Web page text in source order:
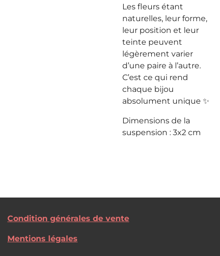
Les fleurs étant
naturelles, leur forme,
leur position et leur
teinte peuvent
légèrement varier
d’une paire à l’autre.
C’est ce qui rend
chaque bijou
absolument unique ✨
Dimensions de la
suspension : 3x2 cm
Condition générales de vente
Mentions légales